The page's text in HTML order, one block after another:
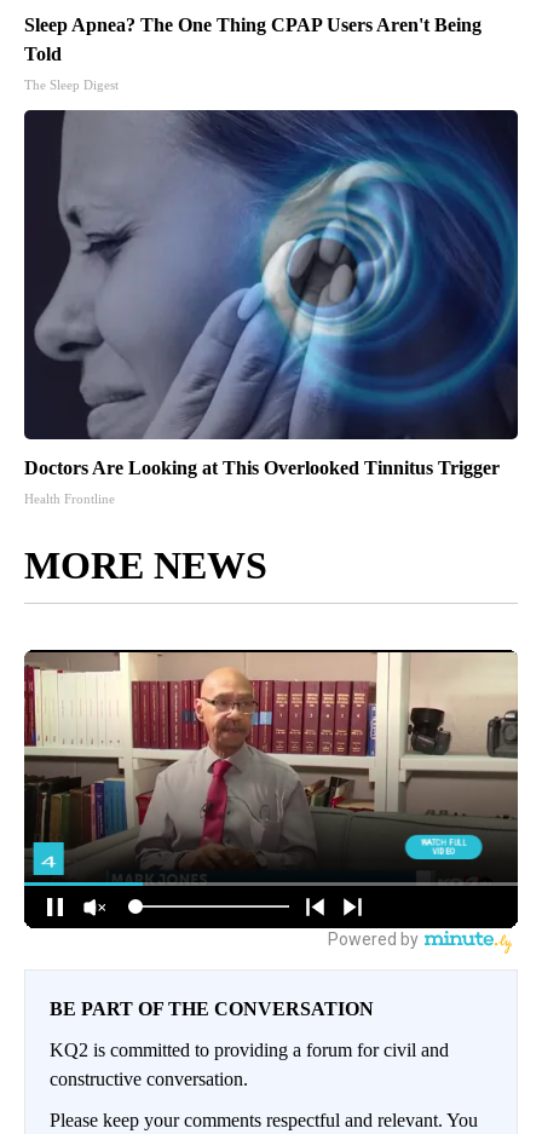
Sleep Apnea? The One Thing CPAP Users Aren't Being
Told
The Sleep Digest
Doctors Are Looking at This Overlooked Tinnitus Trigger
Health Frontline
MORE NEWS
BE PART OF THE CONVERSATION
KQ2 is committed to providing a forum for civil and
constructive conversation.
Please keep your comments respectful and relevant. You